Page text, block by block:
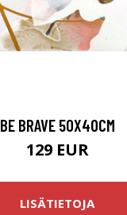
BE BRAVE 50X40CM
129 EUR
LISÄTIETOJA